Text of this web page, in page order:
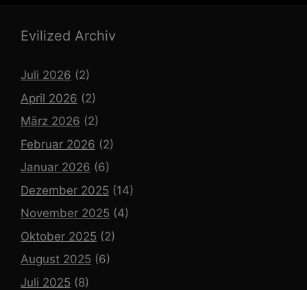
Evilized Archiv
Juli 2026 (2)
April 2026 (2)
März 2026 (2)
Februar 2026 (2)
Januar 2026 (6)
Dezember 2025 (14)
November 2025 (4)
Oktober 2025 (2)
August 2025 (6)
Juli 2025 (8)